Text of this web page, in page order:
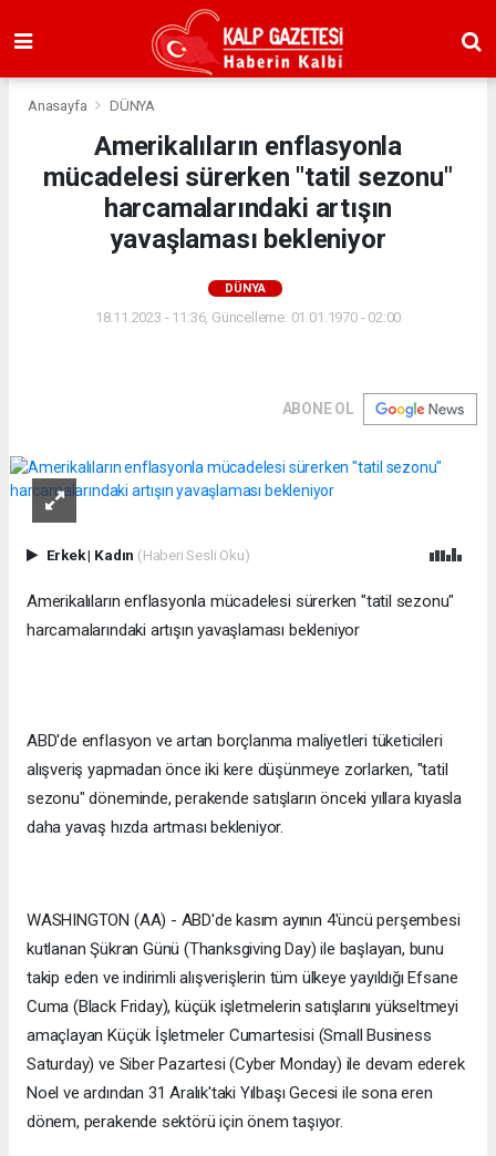
Anasayfa DÜNYA
Amerikalıların enflasyonla
mücadelesi sürerken "tatil sezonu"
harcamalarındaki artışın
yavaşlaması bekleniyor
DÜNYA
18.11.2023 - 11:36, Güncelleme: 01.01.1970 - 02:00
ABONE OL
Erkek| Kadın (Haberi Sesli Oku)
Amerikalıların enflasyonla mücadelesi sürerken "tatil sezonu"
harcamalarındaki artışın yavaşlaması bekleniyor
ABD'de enflasyon ve artan borçlanma maliyetleri tüketicileri
alışveriş yapmadan önce iki kere düşünmeye zorlarken, "tatil
sezonu" döneminde, perakende satışların önceki yıllara kıyasla
daha yavaş hızda artması bekleniyor.
WASHINGTON (AA) - ABD'de kasım ayının 4'üncü perşembesi
kutlanan Şükran Günü (Thanksgiving Day) ile başlayan, bunu
takip eden ve indirimli alışverişlerin tüm ülkeye yayıldığı Efsane
Cuma (Black Friday), küçük işletmelerin satışlarını yükseltmeyi
amaçlayan Küçük İşletmeler Cumartesisi (Small Business
Saturday) ve Siber Pazartesi (Cyber Monday) ile devam ederek
Noel ve ardından 31 Aralık'taki Yılbaşı Gecesi ile sona eren
dönem, perakende sektörü için önem taşıyor.